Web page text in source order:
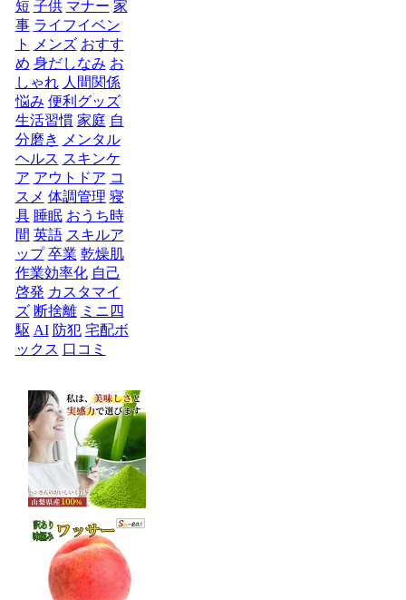
短 子供 マナー 家
事 ライフイベン
ト
メンズ おすす
め 身だしなみ お
しゃれ 人間関係
悩み 便利グッズ
生活習慣 家庭 自
分磨き
メンタル
ヘルス スキンケ
ア アウトドア コ
スメ 体調管理 寝
具 睡眠 おうち時
間 英語 スキルア
ップ 卒業 乾燥肌
作業効率化 自己
啓発 カスタマイ
ズ 断捨離 ミニ四
駆 AI 防犯 宅配ボ
ックス 口コミ